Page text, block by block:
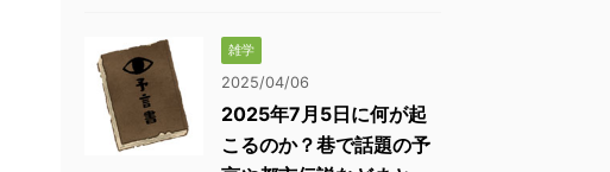
雑学
2025/04/06
2025年7月5日に何が起
こるのか？巷で話題の予